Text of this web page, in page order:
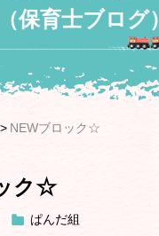
（保育士ブログ）
NEWブロック☆
ク☆
ぱんだ組